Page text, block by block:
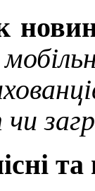
чи
та